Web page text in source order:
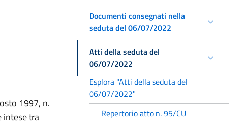
1997, n.
intese tra
Documenti consegnati nella
seduta del 06/07/2022
Atti della seduta del
06/07/2022
Esplora "Atti della seduta del
06/07/2022"
Repertorio atto n. 95/CU